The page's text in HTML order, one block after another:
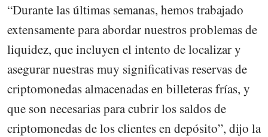
“Durante las últimas semanas, hemos trabajado
extensamente para abordar nuestros problemas de
liquidez, que incluyen el intento de localizar y
asegurar nuestras muy significativas reservas de
criptomonedas almacenadas en billeteras frías, y
que son necesarias para cubrir los saldos de
criptomonedas de los clientes en depósito”, dijo la